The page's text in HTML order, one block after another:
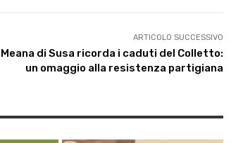
ARTICOLO SUCCESSIVO
Meana di Susa ricorda i caduti del Colletto:
un omaggio alla resistenza partigiana